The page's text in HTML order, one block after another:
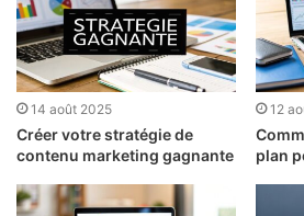
14 août 2025
Créer votre stratégie de
contenu marketing gagnante
12
plan